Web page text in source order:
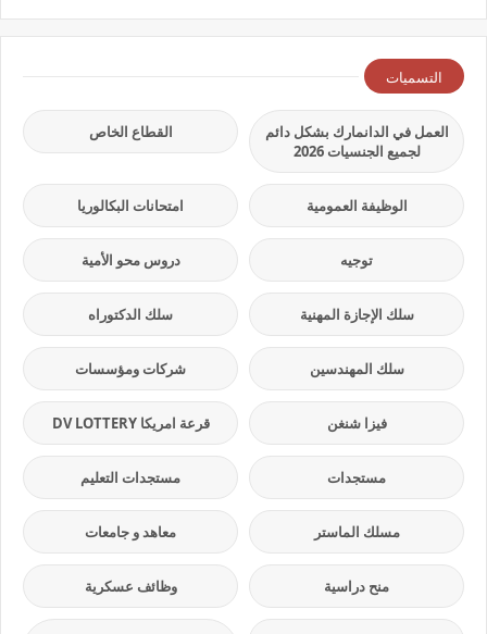
التسميات
العمل في الدانمارك بشكل دائم
لجميع الجنسيات 2026
القطاع الخاص
الوظيفة العمومية امتحانات البكالوريا
توجيه دروس محو الأمية
سلك الإجازة المهنية سلك الدكتوراه
سلك المهندسين شركات ومؤسسات
فيزا شنغن قرعة امريكا DV LOTTERY
مستجدات مستجدات التعليم
مسلك الماستر معاهد و جامعات
منح دراسية وظائف عسكرية